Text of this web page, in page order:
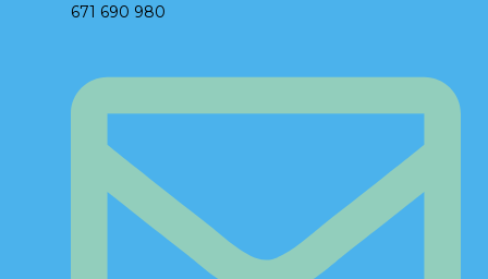
671 690 980